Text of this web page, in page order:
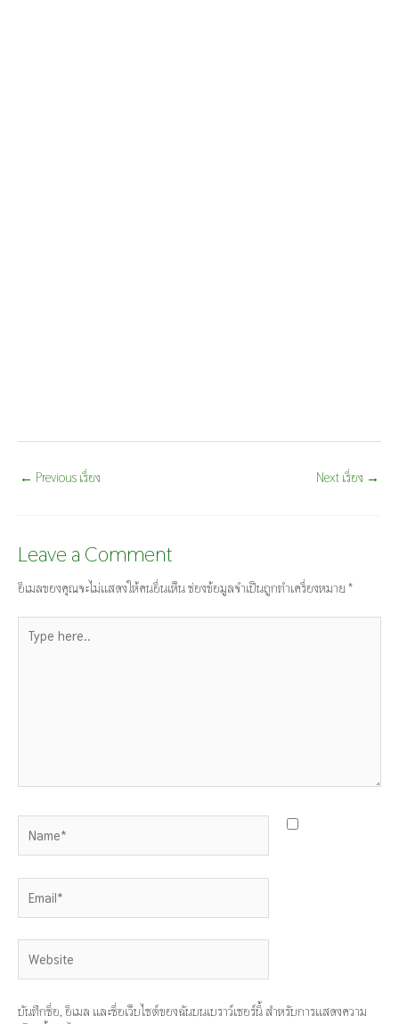
← Previous เรื่อง Next เรื่อง →
Leave a Comment
อีเมลของคุณจะไม่แสดงให้คนอื่นเห็นช่องข้อมูลจำเป็นถูกทำเครื่องหมาย *
here..
บันทึกชื่อ, อีเมล และชื่อเว็บไซต์ของฉันบนเบราว์เซอร์นี้ สำหรับการแสดงความ